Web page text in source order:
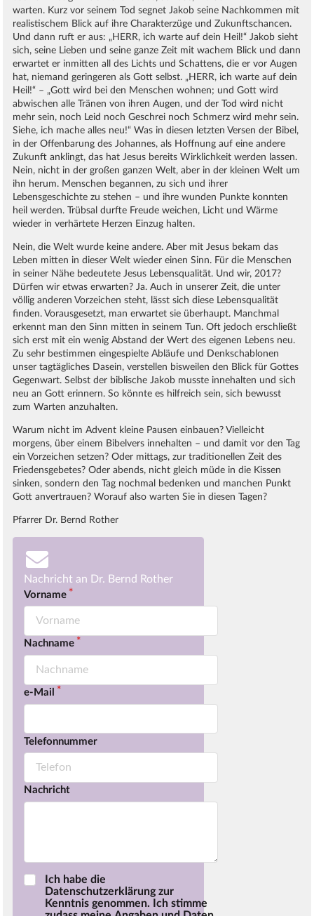
warten. Kurz vor seinem Tod segnet Jakob seine Nachkommen mit
realistischem Blick auf ihre Charakterzüge und Zukunftschancen.
Und dann ruft er aus: „HERR, ich warte auf dein Heil!“ Jakob sieht
sich, seine Lieben und seine ganze Zeit mit wachem Blick und dann
erwartet er inmitten all des Lichts und Schattens, die er vor Augen
hat, niemand geringeren als Gott selbst. „HERR, ich warte auf dein
Heil!“ – „Gott wird bei den Menschen wohnen; und Gott wird
abwischen alle Tränen von ihren Augen, und der Tod wird nicht
mehr sein, noch Leid noch Geschrei noch Schmerz wird mehr sein.
Siehe, ich mache alles neu!“ Was in diesen letzten Versen der Bibel,
in der Offenbarung des Johannes, als Hoffnung auf eine andere
Zukunft anklingt, das hat Jesus bereits Wirklichkeit werden lassen.
Nein, nicht in der großen ganzen Welt, aber in der kleinen Welt um
ihn herum. Menschen begannen, zu sich und ihrer
Lebensgeschichte zu stehen – und ihre wunden Punkte konnten
heil werden. Trübsal durfte Freude weichen, Licht und Wärme
wieder in verhärtete Herzen Einzug halten.
Nein, die Welt wurde keine andere. Aber mit Jesus bekam das
Leben mitten in dieser Welt wieder einen Sinn. Für die Menschen
in seiner Nähe bedeutete Jesus Lebensqualität. Und wir, 2017?
Dürfen wir etwas erwarten? Ja. Auch in unserer Zeit, die unter
völlig anderen Vorzeichen steht, lässt sich diese Lebensqualität
finden. Vorausgesetzt, man erwartet sie überhaupt. Manchmal
erkennt man den Sinn mitten in seinem Tun. Oft jedoch erschließt
sich erst mit ein wenig Abstand der Wert des eigenen Lebens neu.
Zu sehr bestimmen eingespielte Abläufe und Denkschablonen
unser tagtägliches Dasein, verstellen bisweilen den Blick für Gottes
Gegenwart. Selbst der biblische Jakob musste innehalten und sich
neu an Gott erinnern. So könnte es hilfreich sein, sich bewusst
zum Warten anzuhalten.
Warum nicht im Advent kleine Pausen einbauen? Vielleicht
morgens, über einem Bibelvers innehalten – und damit vor den Tag
ein Vorzeichen setzen? Oder mittags, zur traditionellen Zeit des
Friedensgebetes? Oder abends, nicht gleich müde in die Kissen
sinken, sondern den Tag nochmal bedenken und manchen Punkt
Gott anvertrauen? Worauf also warten Sie in diesen Tagen?
Pfarrer Dr. Bernd Rother
Nachricht an Dr. Bernd Rother
Vorname
Nachname
e-Mail
Telefonnummer
Nachricht
Ich habe die
Datenschutzerklärung zur
Kenntnis genommen. Ich stimme